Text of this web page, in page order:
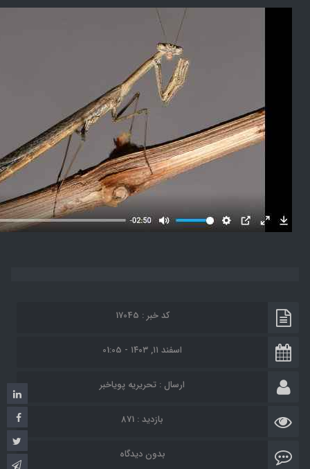
کد خبر : 17045
اسفند ۱۱, ۱۴۰۳ - 01:05
ارسال : تحریریه پویاخبر
بازدید : 871
بدون دیدگاه